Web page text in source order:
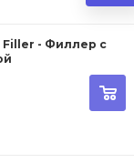
Filler - Филлер с